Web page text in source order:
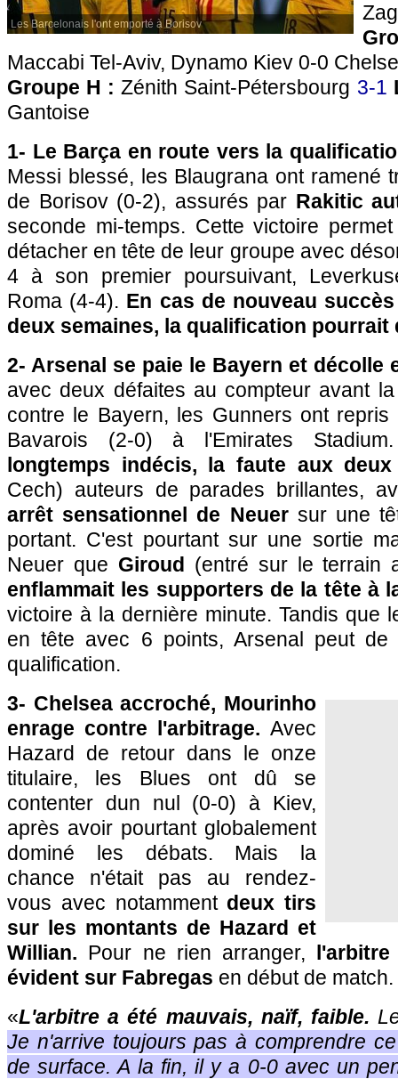
Les Barcelonais l'ont emporté à Borisov
Maccabi Tel-Aviv, Dynamo Kiev 0-0
Groupe H :Zénith Saint-Pétersbourg 3-1
Gantoise
1- Le Barça en route vers la
Messi blessé, les Blaugrana ont ramené
de Borisov (0-2), assurés par Rakitic
seconde mi-temps. Cette victoire
détacher en tête de leur groupe avec
4 à son premier poursuivant,
Roma (4-4). En cas de nouveau
deux semaines, la qualification pourrait
2- Arsenal se paie le Bayern et décolle
avec deux défaites au compteur avant
contre le Bayern, les Gunners ont
Bavarois (2-0) à l'Emirates
longtemps indécis, la faute aux deux
Cech) auteurs de parades brillantes,
arrêt sensationnel de Neuer sur une
portant. C'est pourtant sur une sortie
Neuer que Giroud (entré sur le terrain
enflammait les supporters de la tête à
victoire à la dernière minute. Tandis que
en tête avec 6 points, Arsenal peut
qualification.
3- Chelsea accroché, Mourinho
enrage contre l'arbitrage. Avec
Hazard de retour dans le onze
titulaire, les Blues ont dû se
contenter dun nul (0-0) à Kiev,
après avoir pourtant globalement
dominé les débats. Mais la
chance n'était pas au rendez-
vous avec notamment deux tirs
sur les montants de Hazard et
Willian. Pour ne rien arranger,
évident sur Fabregas en début de match.
«L'arbitre a été mauvais, naïf, faible.
Je n'arrive toujours pas à comprendre
de surface. A la fin, il y a 0-0 avec un